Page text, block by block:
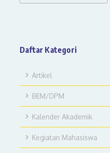
Daftar Kategori
Artikel
BEM/DPM
Kalender Akademik
Kegiatan Mahasiswa